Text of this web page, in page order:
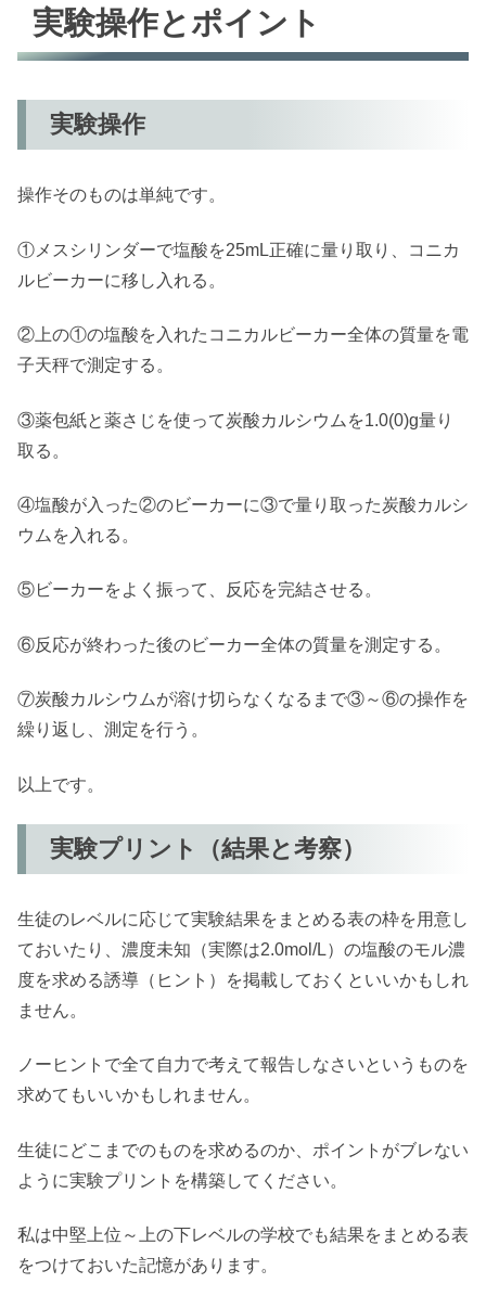
実験操作とポイント
実験操作
操作そのものは単純です。
①メスシリンダーで塩酸を25mL正確に量り取り、コニカ
ルビーカーに移し入れる。
②上の①の塩酸を入れたコニカルビーカー全体の質量を電
子天秤で測定する。
③薬包紙と薬さじを使って炭酸カルシウムを1.0(0)g量り
取る。
④塩酸が入った②のビーカーに③で量り取った炭酸カルシ
ウムを入れる。
⑤ビーカーをよく振って、反応を完結させる。
⑥反応が終わった後のビーカー全体の質量を測定する。
⑦炭酸カルシウムが溶け切らなくなるまで③～⑥の操作を
繰り返し、測定を行う。
以上です。
実験プリント（結果と考察）
生徒のレベルに応じて実験結果をまとめる表の枠を用意し
ておいたり、濃度未知（実際は2.0mol/L）の塩酸のモル濃
度を求める誘導（ヒント）を掲載しておくといいかもしれ
ません。
ノーヒントで全て自力で考えて報告しなさいというものを
求めてもいいかもしれません。
生徒にどこまでのものを求めるのか、ポイントがブレない
ように実験プリントを構築してください。
私は中堅上位～上の下レベルの学校でも結果をまとめる表
をつけておいた記憶があります。